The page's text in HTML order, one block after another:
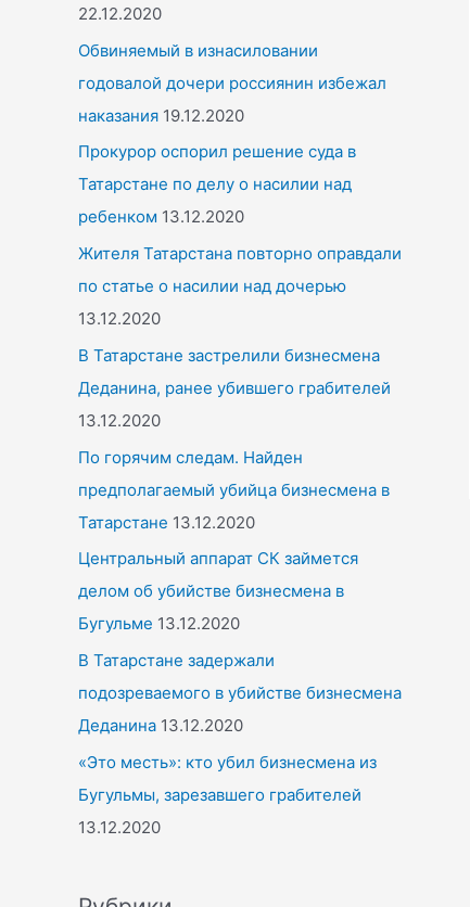
:22.12.2020
Обвиняемый в изнасиловании
годовалой дочери россиянин избежал
наказания 19.12.2020
Прокурор оспорил решение суда в
Татарстане по делу о насилии над
ребенком 13.12.2020
Жителя Татарстана повторно оправдали
по статье о насилии над дочерью
13.12.2020
В Татарстане застрелили бизнесмена
Деданина, ранее убившего грабителей
13.12.2020
По горячим следам. Найден
предполагаемый убийца бизнесмена в
Татарстане 13.12.2020
Центральный аппарат СК займется
делом об убийстве бизнесмена в
Бугульме 13.12.2020
В Татарстане задержали
подозреваемого в убийстве бизнесмена
Деданина 13.12.2020
«Это месть»: кто убил бизнесмена из
Бугульмы, зарезавшего грабителей
13.12.2020